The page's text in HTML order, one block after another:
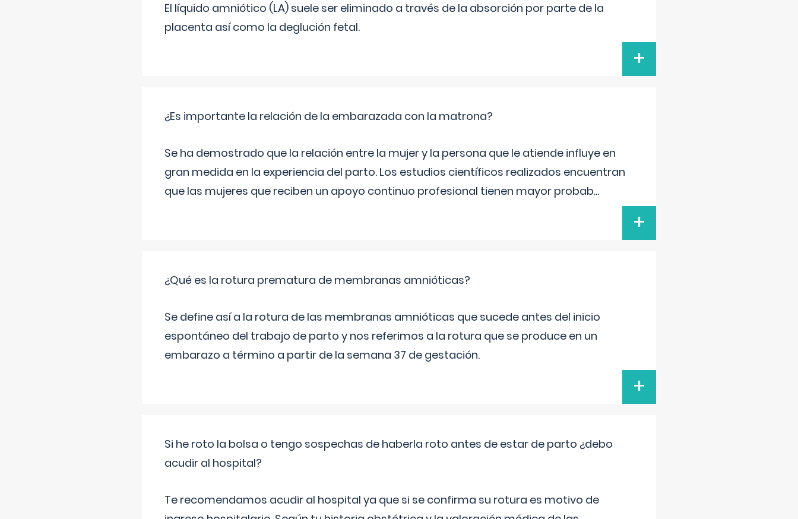
El líquido amniótico (LA) suele ser eliminado a través de la absorción por parte de la
placenta así como la deglución fetal.
+
¿Es importante la relación de la embarazada con la matrona?
Se ha demostrado que la relación entre la mujer y la persona que le atiende influye en
gran medida en la experiencia del parto. Los estudios científicos realizados encuentran
que las mujeres que reciben un apoyo continuo profesional tienen mayor probab...
+
¿Qué es la rotura prematura de membranas amnióticas?
Se define así a la rotura de las membranas amnióticas que sucede antes del inicio
espontáneo del trabajo de parto y nos referimos a la rotura que se produce en un
embarazo a término a partir de la semana 37 de gestación.
+
Si he roto la bolsa o tengo sospechas de haberla roto antes de estar de parto ¿debo
acudir al hospital?
Te recomendamos acudir al hospital ya que si se confirma su rotura es motivo de